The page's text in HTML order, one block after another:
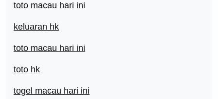
toto macau hari ini
keluaran hk
toto macau hari ini
toto hk
togel macau hari ini